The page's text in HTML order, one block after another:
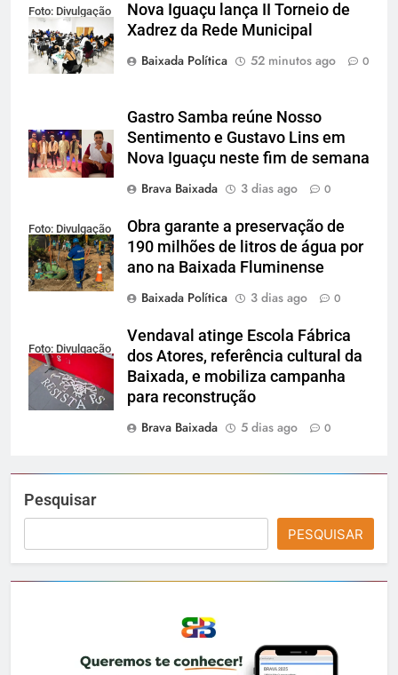
Foto: Divulgação
Nova Iguaçu lança II Torneio de
Xadrez da Rede Municipal
Baixada Política
52 minutos ago 0
Gastro Samba reúne Nosso
Sentimento e Gustavo Lins em
Nova Iguaçu neste fim de semana
Brava Baixada
3 dias ago 0
Foto: Divulgação
Obra garante a preservação de
190 milhões de litros de água por
ano na Baixada Fluminense
Baixada Política
3 dias ago 0
Foto: Divulgação
Vendaval atinge Escola Fábrica
dos Atores, referência cultural da
Baixada, e mobiliza campanha
para reconstrução
Brava Baixada
5 dias ago 0
Pesquisar
PESQUISAR